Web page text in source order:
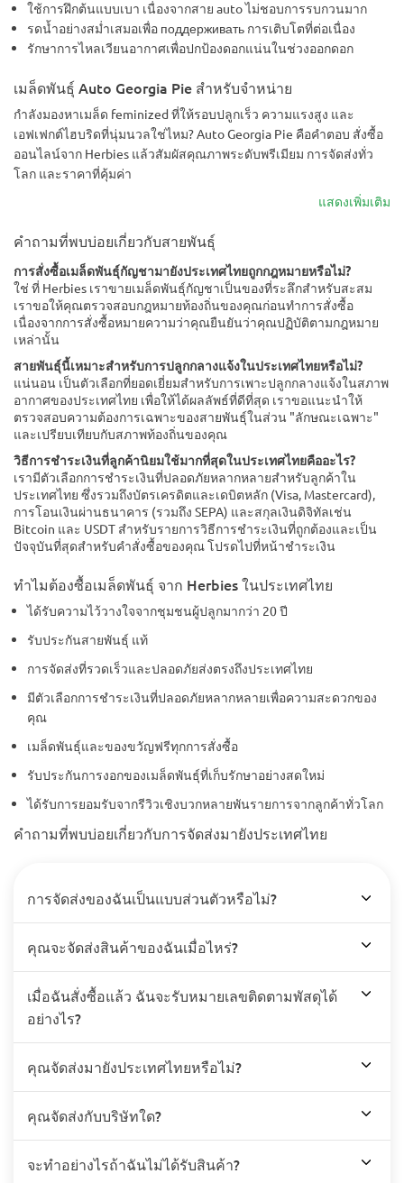
ใช้การฝึกต้นแบบเบา เนื่องจากสาย auto ไม่ชอบการรบกวนมาก
รดน้ำอย่างสม่ำเสมอเพื่อ поддерживать การเติบโตที่ต่อเนื่อง
รักษาการไหลเวียนอากาศเพื่อปกป้องดอกแน่นในช่วงออกดอก
เมล็ดพันธุ์ Auto Georgia Pie สำหรับจำหน่าย
กำลังมองหาเมล็ด feminized ที่ให้รอบปลูกเร็ว ความแรงสูง และ
เอฟเฟกต์ไฮบริดที่นุ่มนวลใช่ไหม? Auto Georgia Pie คือคำตอบ สั่งซื้อ
ออนไลน์จาก Herbies แล้วสัมผัสคุณภาพระดับพรีเมียม การจัดส่งทั่ว
โลก และราคาที่คุ้มค่า
แสดงเพิ่มเติม
คำถามที่พบบ่อยเกี่ยวกับสายพันธุ์
การสั่งซื้อเมล็ดพันธุ์กัญชามายังประเทศไทยถูกกฎหมายหรือไม่?
ใช่ ที่ Herbies เราขายเมล็ดพันธุ์กัญชาเป็นของที่ระลึกสำหรับสะสม
เราขอให้คุณตรวจสอบกฎหมายท้องถิ่นของคุณก่อนทำการสั่งซื้อ
เนื่องจากการสั่งซื้อหมายความว่าคุณยืนยันว่าคุณปฏิบัติตามกฎหมาย
เหล่านั้น
สายพันธุ์นี้เหมาะสำหรับการปลูกกลางแจ้งในประเทศไทยหรือไม่?
แน่นอน เป็นตัวเลือกที่ยอดเยี่ยมสำหรับการเพาะปลูกกลางแจ้งในสภาพ
อากาศของประเทศไทย เพื่อให้ได้ผลลัพธ์ที่ดีที่สุด เราขอแนะนำให้
ตรวจสอบความต้องการเฉพาะของสายพันธุ์ในส่วน "ลักษณะเฉพาะ"
และเปรียบเทียบกับสภาพท้องถิ่นของคุณ
วิธีการชำระเงินที่ลูกค้านิยมใช้มากที่สุดในประเทศไทยคืออะไร?
เรามีตัวเลือกการชำระเงินที่ปลอดภัยหลากหลายสำหรับลูกค้าใน
ประเทศไทย ซึ่งรวมถึงบัตรเครดิตและเดบิตหลัก (Visa, Mastercard),
การโอนเงินผ่านธนาคาร (รวมถึง SEPA) และสกุลเงินดิจิทัลเช่น
Bitcoin และ USDT สำหรับรายการวิธีการชำระเงินที่ถูกต้องและเป็น
ปัจจุบันที่สุดสำหรับคำสั่งซื้อของคุณ โปรดไปที่หน้าชำระเงิน
ทำไมต้องซื้อเมล็ดพันธุ์ จาก Herbies ในประเทศไทย
ได้รับความไว้วางใจจากชุมชนผู้ปลูกมากว่า 20 ปี
รับประกันสายพันธุ์ แท้
การจัดส่งที่รวดเร็วและปลอดภัยส่งตรงถึงประเทศไทย
มีตัวเลือกการชำระเงินที่ปลอดภัยหลากหลายเพื่อความสะดวกของ
คุณ
เมล็ดพันธุ์และของขวัญฟรีทุกการสั่งซื้อ
รับประกันการงอกของเมล็ดพันธุ์ที่เก็บรักษาอย่างสดใหม่
ได้รับการยอมรับจากรีวิวเชิงบวกหลายพันรายการจากลูกค้าทั่วโลก
คำถามที่พบบ่อยเกี่ยวกับการจัดส่งมายังประเทศไทย
การจัดส่งของฉันเป็นแบบส่วนตัวหรือไม่?
คุณจะจัดส่งสินค้าของฉันเมื่อไหร่?
เมื่อฉันสั่งซื้อแล้ว ฉันจะรับหมายเลขติดตามพัสดุได้
อย่างไร?
คุณจัดส่งมายังประเทศไทยหรือไม่?
คุณจัดส่งกับบริษัทใด?
จะทำอย่างไรถ้าฉันไม่ได้รับสินค้า?